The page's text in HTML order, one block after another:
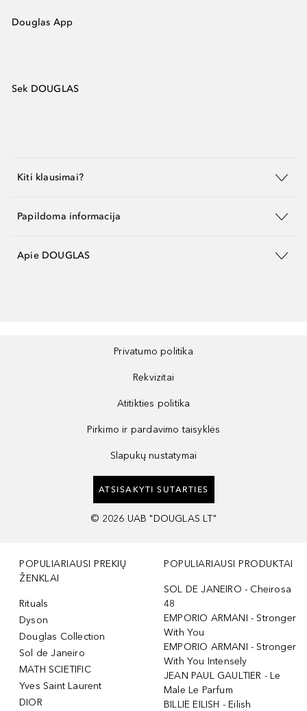
Douglas App
Sek DOUGLAS
Kiti klausimai?
Papildoma informacija
Apie DOUGLAS
Privatumo politika
Rekvizitai
Atitikties politika
Pirkimo ir pardavimo taisyklės
Slapukų nustatymai
ATSISAKYTI SUTARTIES
© 2026 UAB "DOUGLAS LT"
POPULIARIAUSI PREKIŲ
ŽENKLAI
Rituals
Dyson
Douglas Collection
Sol de Janeiro
MATH SCIETIFIC
Yves Saint Laurent
DIOR
POPULIARIAUSI PRODUKTAI
SOL DE JANEIRO - Cheirosa
48
EMPORIO ARMANI - Stronger
With You
EMPORIO ARMANI - Stronger
With You Intensely
JEAN PAUL GAULTIER - Le
Male Le Parfum
BILLIE EILISH - Eilish